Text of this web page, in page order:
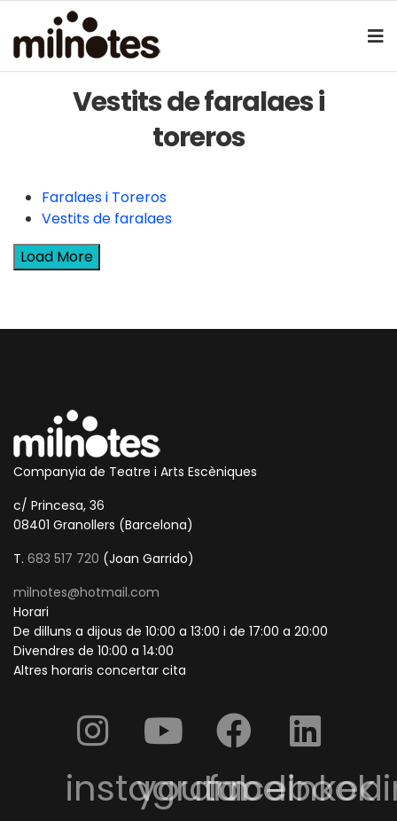
Vestits de faralaes i
toreros
Faralaes i Toreros
Vestits de faralaes
Load More
Companyia de Teatre i Arts Escèniques
c/ Princesa, 36
08401 Granollers (Barcelona)
T. 683 517 720 (Joan Garrido)
milnotes@hotmail.com
Horari
De dilluns a dijous de 10:00 a 13:00 i de 17:00 a 20:00
Divendres de 10:00 a 14:00
Altres horaris concertar cita
instagram
youtube
facebook